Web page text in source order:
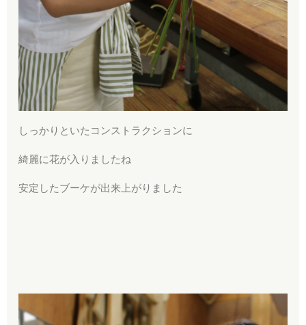
しっかりといたコンストラクションに
綺麗に花が入りましたね
安定したブーケが出来上がりました